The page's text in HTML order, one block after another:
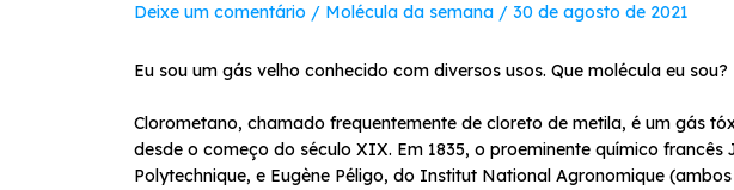
Deixe um comentário / Molécula da semana / 30 de agosto de 2021
Eu sou um gás velho conhecido com diversos usos. Que molécula eu sou?
Clorometano, chamado frequentemente de cloreto de metila, é um gás
desde o começo do século XIX. Em 1835, o proeminente químico
Polytechnique, e Eugène Péligo, do Institut National Agronomique